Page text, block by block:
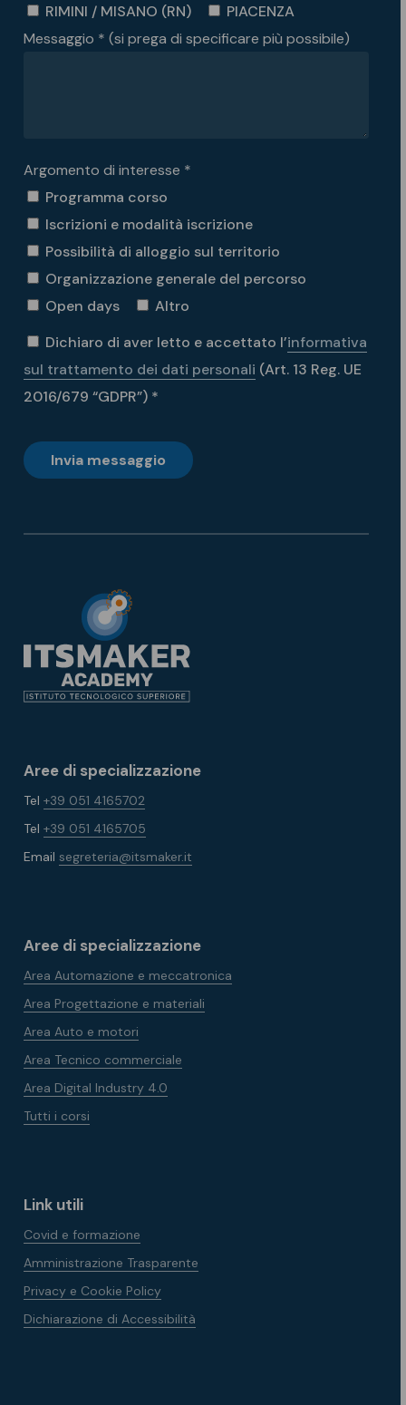
RIMINI / MISANO (RN)
PIACENZA
Messaggio * (si prega di specificare più possibile)
Argomento di interesse *
Programma corso
Iscrizioni e modalità iscrizione
Possibilità di alloggio sul territorio
Organizzazione generale del percorso
Open days
Altro
Dichiaro di aver letto e accettato l’informativa
sul trattamento dei dati personali (Art. 13 Reg. UE
2016/679 “GDPR”) *
Aree di specializzazione
Tel+39 051 4165702
Tel+39 051 4165705
Emailsegreteria@itsmaker.it
Aree di specializzazione
Area Automazione e meccatronica
Area Progettazione e materiali
Area Auto e motori
Area Tecnico commerciale
Area Digital Industry 4.0
Tutti i corsi
Link utili
Covid e formazione
Amministrazione Trasparente
Privacy e Cookie Policy
Dichiarazione di Accessibilità